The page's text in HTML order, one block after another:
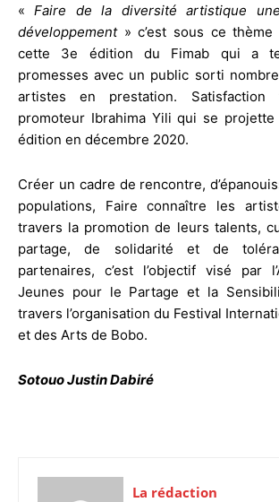
«Faire de la diversité artistique
développement» c’est sous ce thème
cette 3e édition du Fimab qui a
promesses avec un public sorti
artistes en prestation.
promoteur Ibrahima Yili qui se
édition en décembre 2020.
Créer un cadre de rencontre,
populations, Faire connaître les
travers la promotion de leurs talents,
partage, de solidarité et de
partenaires, c’est l’objectif visé par
Jeunes pour le Partage et la
travers l’organisation du Festival
et des Arts de Bobo.
Sotouo Justin Dabiré
La rédaction